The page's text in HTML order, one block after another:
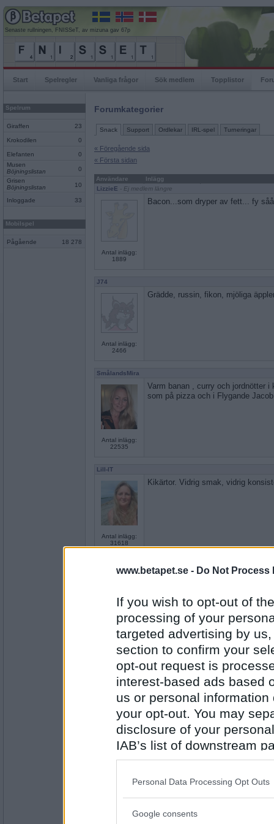
www.betapet.se - Do Not Process
If you wish to opt-out of
processing of your
targeted advertising by
section to confirm your
opt-out request is
interest-based ads based
us or personal
your opt-out. You may
disclosure of your
IAB’s list of downstream
also be disclosed by us
Downstream Participants
Please note that this
Personal Data Processing Opt Outs
Google consents
Senaste rullningen, FNISSeT, av mizuna gav 67p
Start Spelregler Vanliga frågor Sök medlem Topplistor
Spelrum
Giraffen 23
Krokodilen 0
Elefanten
0
Musen
Böjningslistan
0
Grisen
Böjningslistan
10
Inloggade 33
Mobilspel
Pågående 18 278
Forumkategorier
Snack Support Ordlekar IRL-spel Turneringar
« Föregående sida
« Första sidan
Användare
Inlägg
LizzieE - Ej medlem längre
Antal inlägg:
1889
Bacon...som dryper av fett... fy
J74
Antal inlägg:
2466
Grädde, russin, fikon, mjöliga
SmålandsMira
Antal inlägg:
22535
Varm banan , curry och jordnötter
som på pizza och i Flygande
Lill-IT
Antal inlägg:
31618
Kikärtor. Vidrig smak, vidrig
Antal inlägg: 287
Fiskbullar! Huvva &#129326;
JordGlob
Antal inlägg: 457
Varma bananer o nötter av alla
Fårkött! Blä!